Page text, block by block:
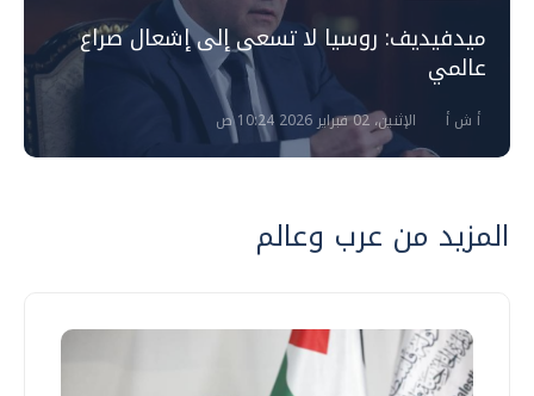
ميدفيديف: روسيا لا تسعى إلى إشعال صراع
عالمي
أ ش أ الإثنين، 02 فبراير 2026 10:24 ص
المزيد من عرب وعالم